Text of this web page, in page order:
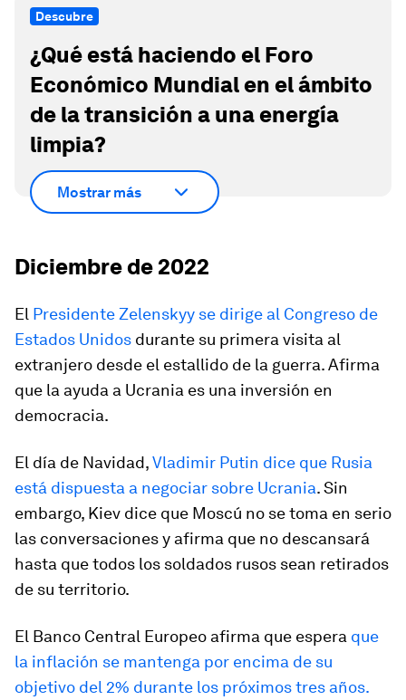
Descubre
¿Qué está haciendo el Foro
Económico Mundial en el ámbito
de la transición a una energía
limpia?
Mostrar más
Diciembre de 2022
El Presidente Zelenskyy se dirige al Congreso de
Estados Unidos durante su primera visita al
extranjero desde el estallido de la guerra. Afirma
que la ayuda a Ucrania es una inversión en
democracia.
El día de Navidad,Vladimir Putin dice que Rusia
está dispuesta a negociar sobre Ucrania. Sin
embargo, Kiev dice que Moscú no se toma en serio
las conversaciones y afirma que no descansará
hasta que todos los soldados rusos sean retirados
de su territorio.
El Banco Central Europeo afirma que espera que
la inflación se mantenga por encima de su
objetivo del 2% durante los próximos tres años.